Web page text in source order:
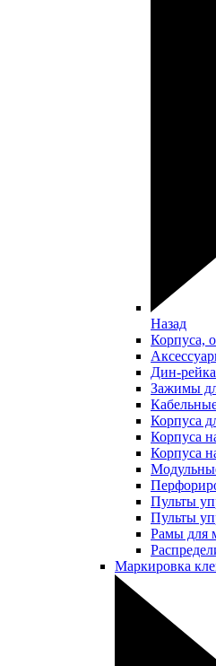
Назад
Корпуса,
Дин-рейка
Зажимы
Корпуса
Корпуса
Корпуса
Пульты
Пульты
Рамы для
Маркировка